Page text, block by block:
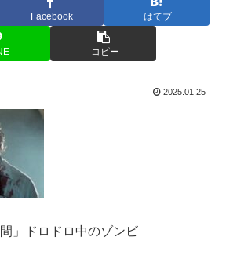
Facebook はてブ
コピー
2025.01.25
」ドロドロ中のゾンビ